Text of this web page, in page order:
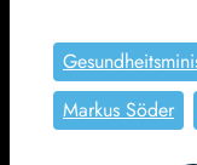
Markus Söder